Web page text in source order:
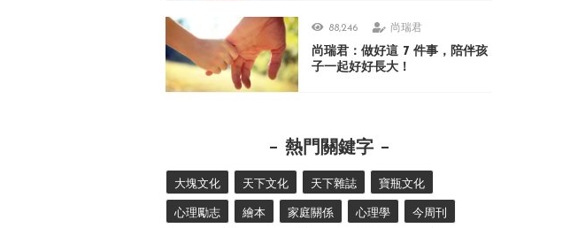
88,246 尚瑞君
尚瑞君：做好這 7 件事，陪伴孩
子一起好好長大！
熱門關鍵字
大塊文化 天下文化 天下雜誌 寶瓶文化
心理勵志 繪本 家庭關係 心理學 今周刊